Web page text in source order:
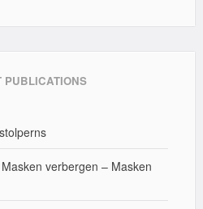
PUBLICATIONS
verbergen – Masken